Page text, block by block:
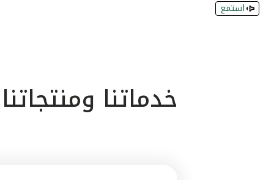
استمع
خدماتنا ومنتجاتنا